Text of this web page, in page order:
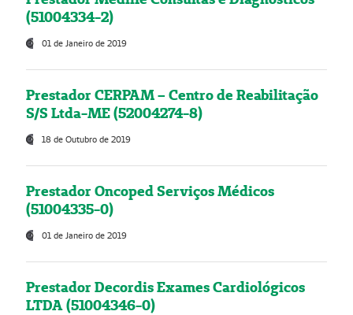
(51004334-2)
01 de Janeiro de 2019
Prestador CERPAM – Centro de Reabilitação
S/S Ltda-ME (52004274-8)
18 de Outubro de 2019
Prestador Oncoped Serviços Médicos
(51004335-0)
01 de Janeiro de 2019
Prestador Decordis Exames Cardiológicos
LTDA (51004346-0)